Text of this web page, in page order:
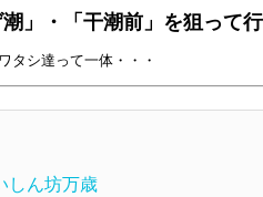
」・「干潮前」を狙って
タシ達って一体・・・
ん坊万歳